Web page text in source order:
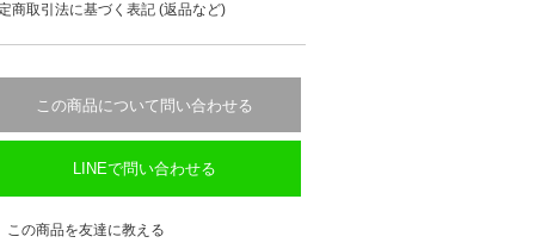
商取引法に基づく表記 (返品など)
この商品について問い合わせる
LINEで問い合わせる
この商品を友達に教える